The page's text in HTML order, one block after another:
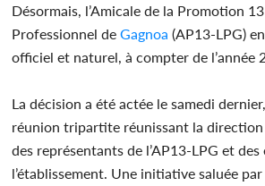
Désormais, l’Amicale de la Promotion
Professionnel deGagnoa (AP13-LPG)
officiel et naturel, à compter de l’année
La décision a été actée le samedi dernier,
réunion tripartite réunissant la
des représentants de l’AP13-LPG et des
l’établissement. Une initiative saluée par